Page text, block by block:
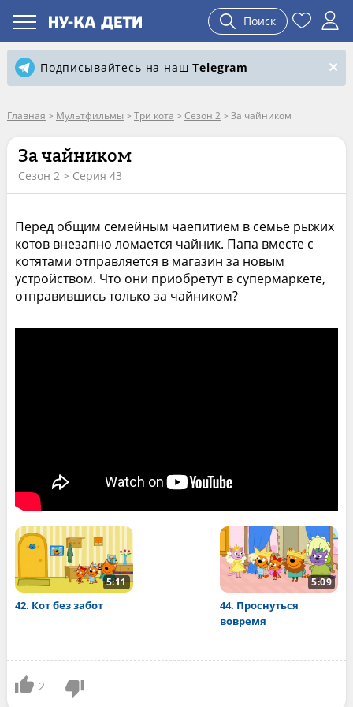
Поиск
Подписывайтесь на нашTelegram
Главная > Мультфильмы > Три кота > Сезон 2 > За чайником
За чайником
Сезон 2> Серия 43
Перед общим семейным чаепитием в семье рыжих
котов внезапно ломается чайник. Папа вместе с
котятами отправляется в магазин за новым
устройством. Что они приобретут в супермаркете,
отправившись только за чайником?
5:11
42. Кот без забот
5:09
44. Проснуться
вовремя
2